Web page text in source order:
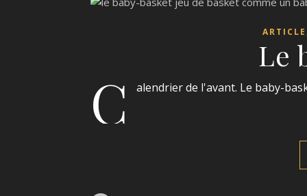
ARTICLE
Le
C alendrier de l'avant. Le baby-